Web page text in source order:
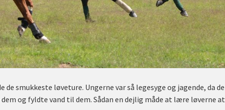
de smukkeste løveture. Ungerne var så legesyge og jagende, da de
og fyldte vand til dem. Sådan en dejlig måde at lære løverne at